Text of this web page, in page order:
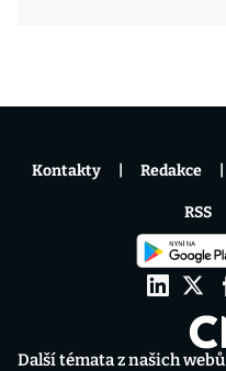
Další témata z našich webů
Kontakty Redakce
RSS